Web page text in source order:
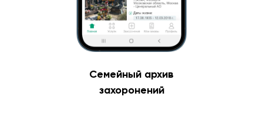
Семейный архив
захоронений